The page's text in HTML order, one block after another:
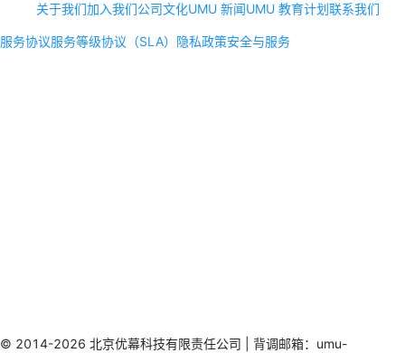
关于我们加入我们公司文化UMU 新闻UMU 教育计划联系我们
服务协议服务等级协议（SLA） 隐私政策安全与服务
© 2014-2026 北京优幕科技有限责任公司 | 背调邮箱：umu-